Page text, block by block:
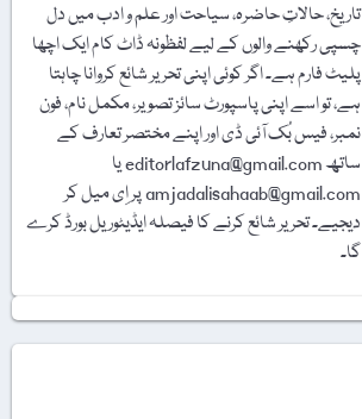
تاریخ، حالاتِ حاضرہ، سیاحت اور علم و ادب میں دل
چسپی رکھنے والوں کے لیے لفظونہ ڈاٹ کام ایک اچھا
پلیٹ فارم ہے۔ اگر کوئی اپنی تحریر شائع کروانا چاہتا
ہے، تو اسے اپنی پاسپورٹ سائز تصویر، مکمل نام، فون
نمبر، فیس بُک آئی ڈی اور اپنے مختصر تعارف کے
ساتھ editorlafzuna@gmail.com یا
amjadalisahaab@gmail.com پر اِی میل کر
دیجیے۔ تحریر شائع کرنے کا فیصلہ ایڈیٹوریل بورڈ کرے
گا۔